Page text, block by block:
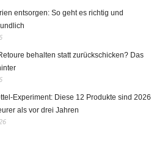
entsorgen: So geht es richtig und
behalten statt zurückschicken? Das
Experiment: Diese 12 Produkte sind 2026
als vor drei Jahren